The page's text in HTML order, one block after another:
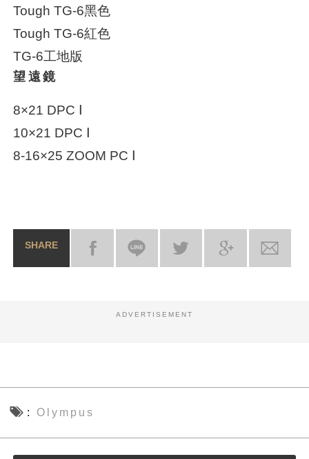
Tough TG-6黑色
Tough TG-6紅色
TG-6工地版
望遠鏡
8×21 DPC Ⅰ
10×21 DPC Ⅰ
8-16×25 ZOOM PC Ⅰ
SHARE
ADVERTISEMENT
Olympus